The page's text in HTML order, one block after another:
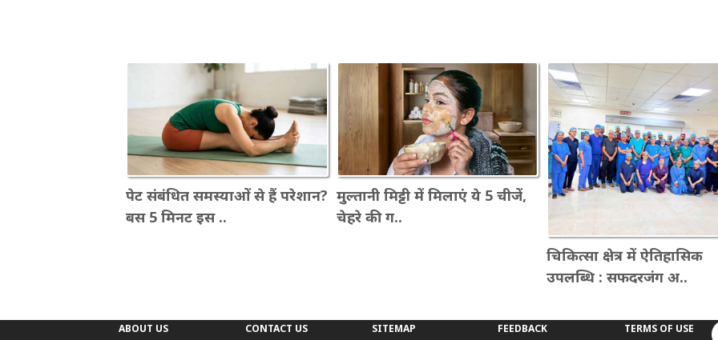
पेट संबंधित समस्याओं से हैं परेशान?
बस 5 मिनट इस ..
मुल्तानी मिट्टी में मिलाएं ये 5 चीजें,
चेहरे की ग..
चिकित्सा क्षेत्र में ऐतिहासिक
उपलब्धि : सफदरजंग अ..
ABOUT US CONTACT US SITEMAP FEEDBACK TERMS OF USE